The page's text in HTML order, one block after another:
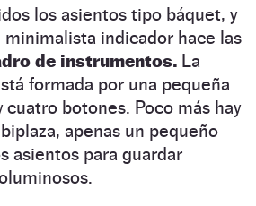
los asientos tipo báquet, y
indicador hace las
de instrumentos. La
formada por una pequeña
botones. Poco más hay
apenas un pequeño
asientos para guardar